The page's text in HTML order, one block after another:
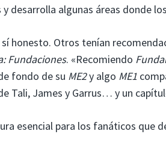
desarrolla algunas áreas donde
honesto. Otros tenían
Fundaciones. «Recomiendo
fondo de su ME2y algo ME1
Tali, James y Garrus… y un
esencial para los fanáticos que